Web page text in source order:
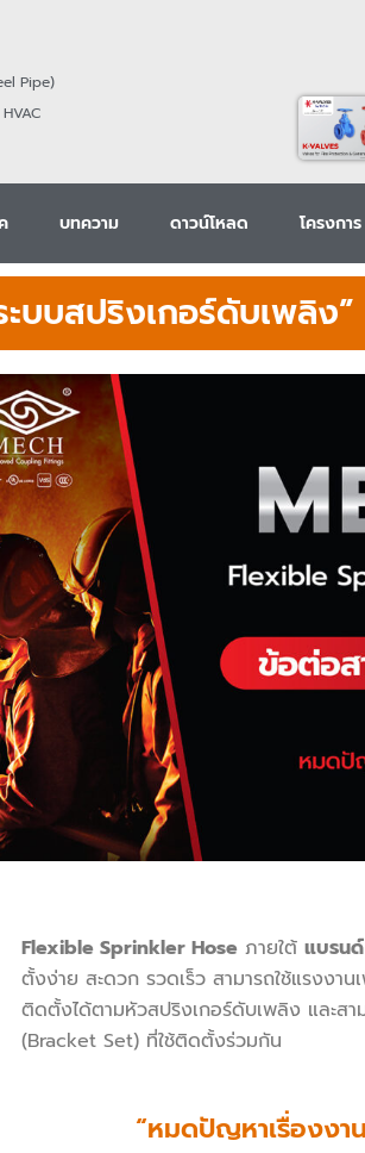
Pipe)
บทความ ดาวน์โหลด โครงการ
บบสปริงเกอร์ดับเพลิง”
Flexible Sprinkler Hoseภายใต้ แบรนด์
ตั้งง่าย สะดวก รวดเร็ว สามารถใช้แรงงา
ติดตั้งได้ตามหัวสปริงเกอร์ดับเพลิง และส
(Bracket Set) ที่ใช้ติดตั้งร่วมกัน
“หมดปัญหาเรื่องงา